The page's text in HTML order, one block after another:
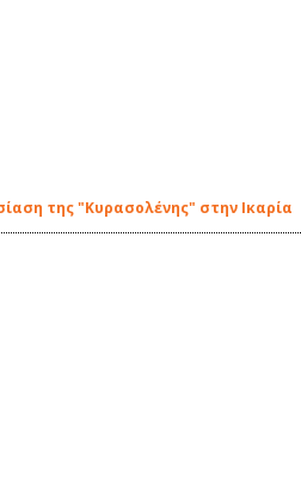
της "Κυρασολένης" στην Ικαρία